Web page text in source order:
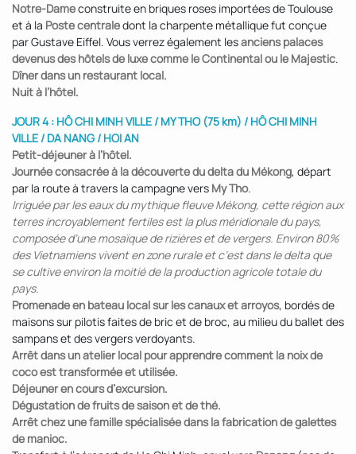
Notre-Dameconstruite en briques roses importées de Toulouse
et à la Poste centraledont la charpente métallique fut conçue
par Gustave Eiffel. Vous verrez également lesanciens palaces
devenus des hôtels de luxe comme le Continental ou le Majestic.
Dîner dans un restaurant local.
Nuit à l’hôtel.
JOUR 4 : HÔ CHI MINH VILLE / MY THO (75 km) / HÔ CHI MINH
VILLE / DA NANG / HOI AN
Petit-déjeuner à l’hôtel.
Journée consacrée à la découverte du delta du Mékong, départ
par la route à travers la campagne vers My Tho.
Irriguée par les eaux du mythique fleuve Mékong, cette région aux
terres incroyablement fertiles est la plus méridionale du pays,
composée d’une mosaïque de rizières et de vergers. Environ 80%
des Vietnamiens vivent en zone rurale et c’est dans le delta que
se cultive environ la moitié de la production agricole totale du
pays.
Promenade en bateau local sur les canaux et arroyos, bordés de
maisons sur pilotis faites de bric et de broc, au milieu du ballet des
sampans et des vergers verdoyants.
Arrêt dans un atelier local pour apprendre comment la noix de
coco est transformée et utilisée.
Déjeuner en cours d’excursion.
Dégustation de fruits de saison et de thé.
Arrêt chez une famille spécialisée dans la fabrication de galettes
de manioc.